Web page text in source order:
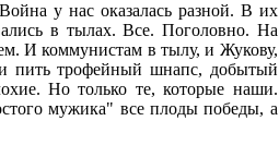
у нас оказалась разной. В их
в тылах. Все. Поголовно. На
И коммунистам в тылу, и Жукову,
пить трофейный шнапс, добытый
Но только те, которые наши.
мужика" все плоды победы, а